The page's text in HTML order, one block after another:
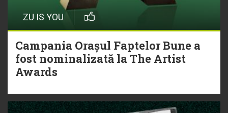
ZU IS YOU
Campania Orașul Faptelor Bune a
fost nominalizată la The Artist
Awards